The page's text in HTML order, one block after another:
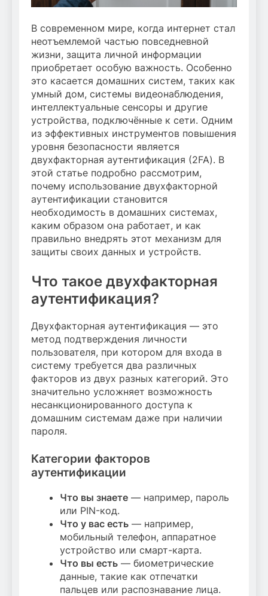
В современном мире, когда интернет стал
неотъемлемой частью повседневной
жизни, защита личной информации
приобретает особую важность. Особенно
это касается домашних систем, таких как
умный дом, системы видеонаблюдения,
интеллектуальные сенсоры и другие
устройства, подключённые к сети. Одним
из эффективных инструментов повышения
уровня безопасности является
двухфакторная аутентификация (2FA). В
этой статье подробно рассмотрим,
почему использование двухфакторной
аутентификации становится
необходимость в домашних системах,
каким образом она работает, и как
правильно внедрять этот механизм для
защиты своих данных и устройств.
Что такое двухфакторная
аутентификация?
Двухфакторная аутентификация — это
метод подтверждения личности
пользователя, при котором для входа в
систему требуется два различных
факторов из двух разных категорий. Это
значительно усложняет возможность
несанкционированного доступа к
домашним системам даже при наличии
пароля.
Категории факторов
аутентификации
Что вы знаете — например, пароль
или PIN-код.
Что у вас есть — например,
мобильный телефон, аппаратное
устройство или смарт-карта.
Что вы есть — биометрические
данные, такие как отпечатки
пальцев или распознавание лица.